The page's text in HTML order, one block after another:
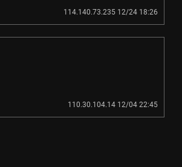
114.140.73.235 12/24 18:26
110.30.104.14 12/04 22:45